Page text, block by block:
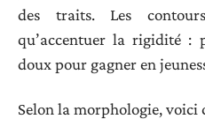
des traits. Les
qu’accentuer la rigidité :
doux pour gagner en
Selon la morphologie, voici